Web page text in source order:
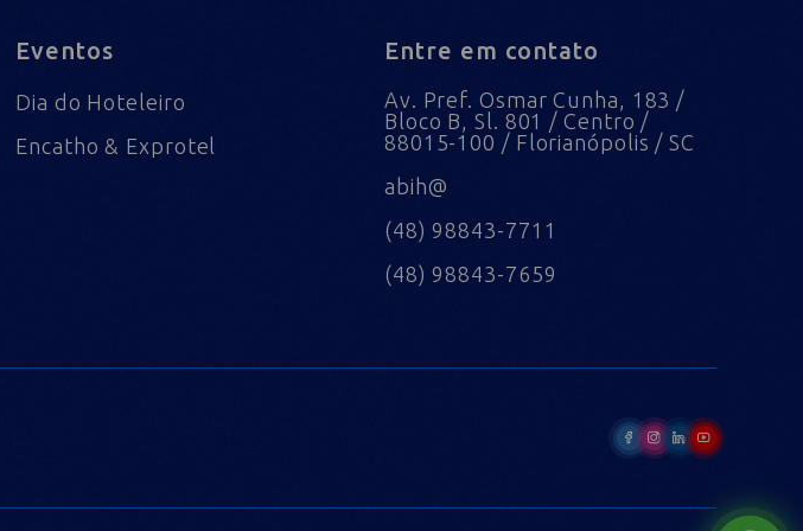
Eventos
Dia do Hoteleiro
Encatho & Exprotel
Entre em contato
Av. Pref. Osmar Cunha, 183 /
Bloco B, Sl. 801 / Centro /
88015-100 / Florianópolis / SC
abih@
(48) 98843-7711
(48) 98843-7659